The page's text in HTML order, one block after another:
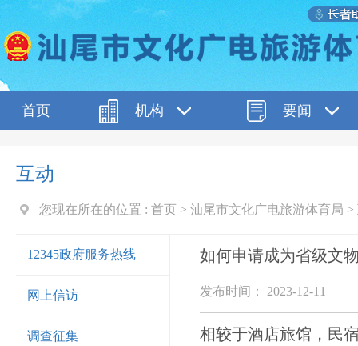
首页 机构 要闻
互动
您现在所在的位置 : 首页 > 汕尾市文化广电旅游体育局 >
12345政府服务热线
网上信访
调查征集
如何申请成为省级文
发布时间： 2023-12-11
相较于酒店旅馆，民